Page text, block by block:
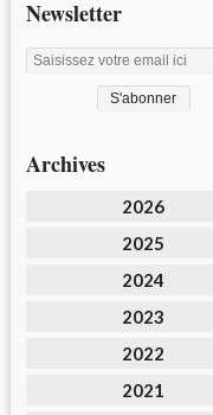
Newsletter
Archives
2026
2025
2024
2023
2022
2021